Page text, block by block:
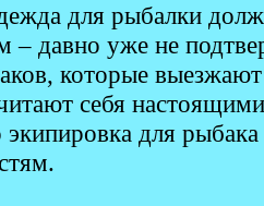
для рыбалки
– давно уже не
которые
себя
для